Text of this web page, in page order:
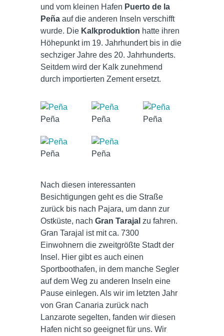
und vom kleinen Hafen Puerto de la
Peñaauf die anderen Inseln verschifft
wurde. Die Kalkproduktion hatte ihren
Höhepunkt im 19. Jahrhundert bis in die
sechziger Jahre des 20. Jahrhunderts.
Seitdem wird der Kalk zunehmend
durch importierten Zement ersetzt.
Peña Peña Peña
Peña Peña
Nach diesen interessanten
Besichtigungen geht es die Straße
zurück bis nach Pajara, um dann zur
Ostküste, nach Gran Tarajal zu fahren.
Gran Tarajal ist mit ca. 7300
Einwohnern die zweitgrößte Stadt der
Insel. Hier gibt es auch einen
Sportboothafen, in dem manche Segler
auf dem Weg zu anderen Inseln eine
Pause einlegen. Als wir im letzten Jahr
von Gran Canaria zurück nach
Lanzarote segelten, fanden wir diesen
Hafen nicht so geeignet für uns. Wir